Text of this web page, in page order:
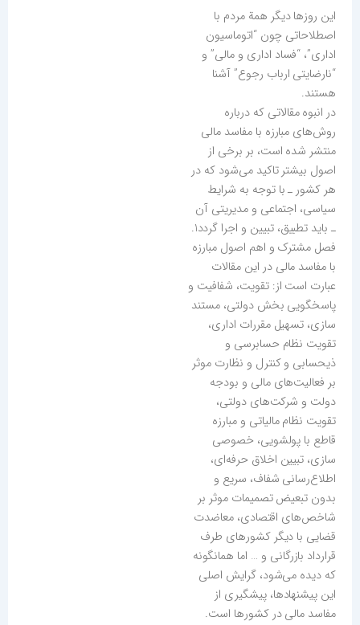
این روزها دیگر همة مردم با
اصطلاحاتی چون “اتوماسیون
اداری”، “فساد اداری و مالی” و
“نارضایتی ارباب رجوع” آشنا
هستند.
در انبوه مقالاتی که درباره
روش‌های مبارزه با مفاسد مالی
منتشر شده است، بر برخی از
اصول بیشتر تاکید می‌شود که در
هر کشور ـ با توجه به شرایط
سیاسی، اجتماعی و مدیریتی آن
ـ باید تطبیق، تبیین و اجرا گردد1.
فصل مشترک و اهم اصول مبارزه
با مفاسد مالی در این مقالات
عبارت است از: تقویت، شفافیت و
پاسخگویی بخش دولتی، مستند
سازی، تسهیل مقررات اداری،
تقویت نظام حسابرسی و
ذیحسابی و کنترل و نظارت موثر
بر فعالیت‌های مالی و بودجه
دولت و شرکت‌های دولتی،
تقویت نظام مالیاتی و مبارزه
قاطع با پولشویی، خصوصی
سازی، تبیین اخلاق حرفه‌ای،
اطلاع‌رسانی شفاف، سریع و
بدون تبعیض تصمیمات موثر بر
شاخص‌های اقتصادی، معاضدت
قضایی با دیگر کشورهای طرف
قرارداد بازرگانی و … اما همانگونه
که دیده می‌شود، گرایش اصلی
این پیشنهادها، پیشگیری از
مفاسد مالی در کشورها است.